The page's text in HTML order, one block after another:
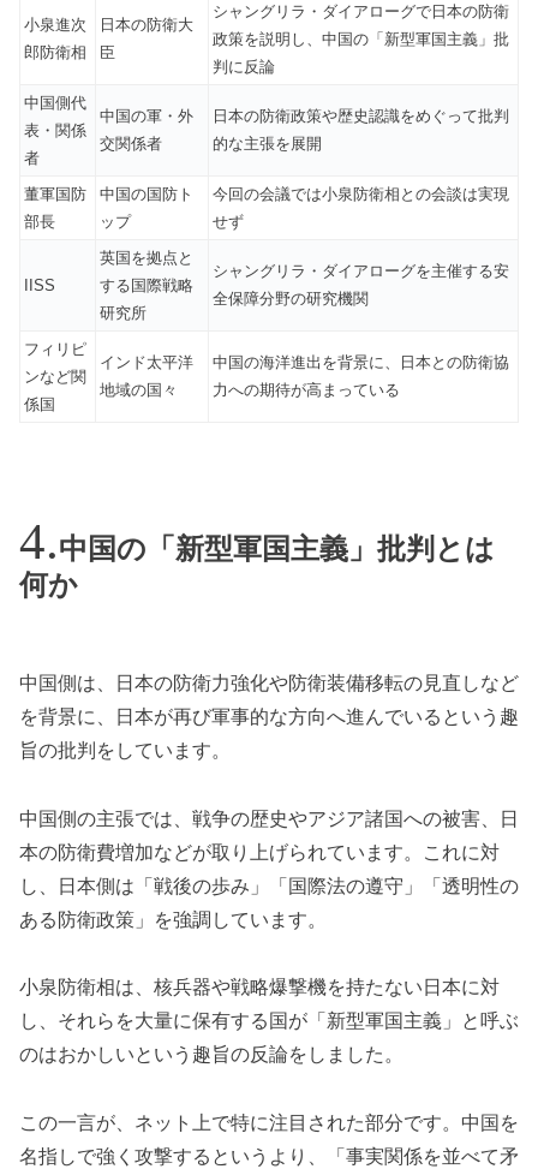
小泉進次
郎防衛相
日本の防衛大
臣
シャングリラ・ダイアローグで日本の防衛
政策を説明し、中国の「新型軍国主義」批
判に反論
中国側代
表・関係
者
中国の軍・外
交関係者
日本の防衛政策や歴史認識をめぐって批判
的な主張を展開
董軍国防
部長
中国の国防ト
ップ
今回の会議では小泉防衛相との会談は実現
せず
IISS
英国を拠点と
する国際戦略
研究所
シャングリラ・ダイアローグを主催する安
全保障分野の研究機関
フィリピ
ンなど関
係国
インド太平洋
地域の国々
中国の海洋進出を背景に、日本との防衛協
力への期待が高まっている
中国の「新型軍国主義」批判とは
何か
中国側は、日本の防衛力強化や防衛装備移転の見直しなど
を背景に、日本が再び軍事的な方向へ進んでいるという趣
旨の批判をしています。
中国側の主張では、戦争の歴史やアジア諸国への被害、日
本の防衛費増加などが取り上げられています。これに対
し、日本側は「戦後の歩み」「国際法の遵守」「透明性の
ある防衛政策」を強調しています。
小泉防衛相は、核兵器や戦略爆撃機を持たない日本に対
し、それらを大量に保有する国が「新型軍国主義」と呼ぶ
のはおかしいという趣旨の反論をしました。
この一言が、ネット上で特に注目された部分です。中国を
名指しで強く攻撃するというより、「事実関係を並べて矛